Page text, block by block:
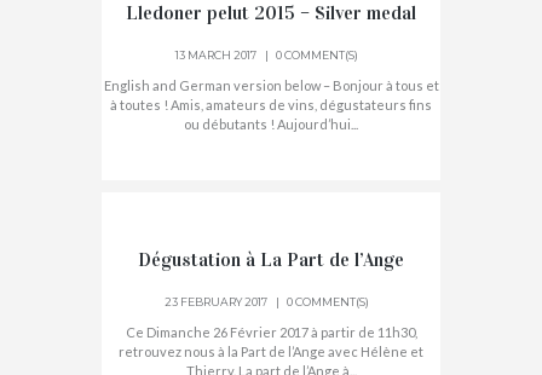
Lledoner pelut 2015 – Silver medal
13 MARCH 2017 0 COMMENT(S)
English and German version below – Bonjour à tous et
à toutes ! Amis, amateurs de vins, dégustateurs fins
ou débutants ! Aujourd’hui...
Dégustation à La Part de l’Ange
23 FEBRUARY 2017 0 COMMENT(S)
Ce Dimanche 26 Février 2017 à partir de 11h30,
retrouvez nous à la Part de l’Ange avec Hélène et
Thierry. La part de l’Ange à...